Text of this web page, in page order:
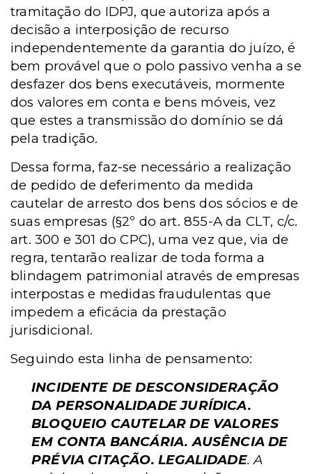
tramitação do IDPJ, que autoriza após a
decisão a interposição de recurso
independentemente da garantia do juízo, é
bem provável que o polo passivo venha a se
desfazer dos bens executáveis, mormente
dos valores em conta e bens móveis, vez
que estes a transmissão do domínio se dá
pela tradição.
Dessa forma, faz-se necessário a realização
de pedido de deferimento da medida
cautelar de arresto dos bens dos sócios e de
suas empresas (§2º do art. 855-A da CLT, c/c.
art. 300 e 301 do CPC), uma vez que, via de
regra, tentarão realizar de toda forma a
blindagem patrimonial através de empresas
interpostas e medidas fraudulentas que
impedem a eficácia da prestação
jurisdicional.
Seguindo esta linha de pensamento:
INCIDENTE DE DESCONSIDERAÇÃO
DA PERSONALIDADE JURÍDICA.
BLOQUEIO CAUTELAR DE VALORES
EM CONTA BANCÁRIA. AUSÊNCIA DE
PRÉVIA CITAÇÃO. LEGALIDADE. A